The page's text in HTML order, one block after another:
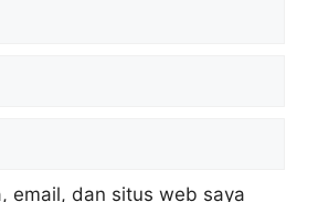
email, dan situs web saya